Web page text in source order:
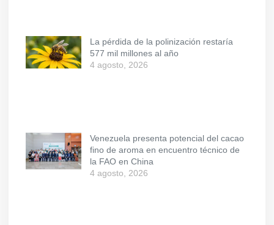
La pérdida de la polinización restaría
577 mil millones al año
4 agosto, 2026
Venezuela presenta potencial del cacao
fino de aroma en encuentro técnico de
la FAO en China
4 agosto, 2026